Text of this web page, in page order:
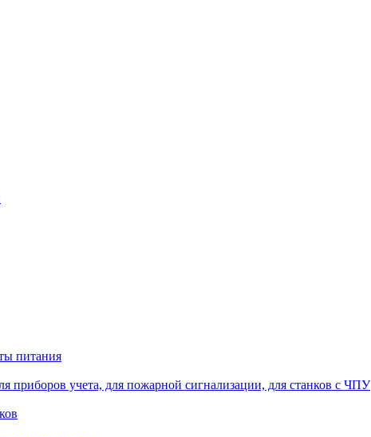
питания
приборов учета, для пожарной сигнализации, для станков с ЧПУ